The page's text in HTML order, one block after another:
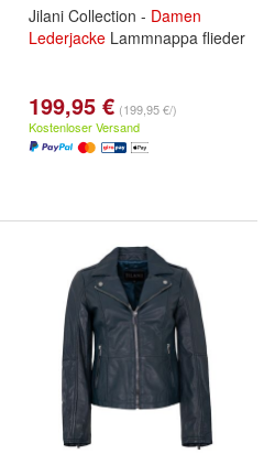
Jilani Collection - Damen
Lederjacke Lammnappa flieder
199,95 € (199,95 €/)
Kostenloser Versand